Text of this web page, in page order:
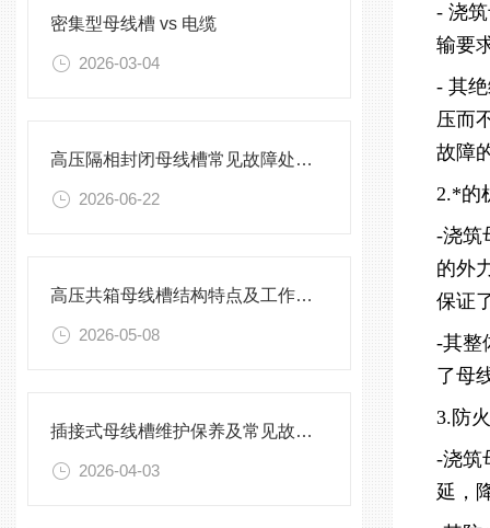
密集型母线槽 vs 电缆
2026-03-04
高压隔相封闭母线槽常见故障处理方案
2026-06-22
高压共箱母线槽结构特点及工作原理
2026-05-08
插接式母线槽维护保养及常见故障处理指南
2026-04-03
- 浇
输要
- 其
压而
故障
2.*的
-浇筑
的外
保证
-其整
了母
3.防
-浇筑
延，